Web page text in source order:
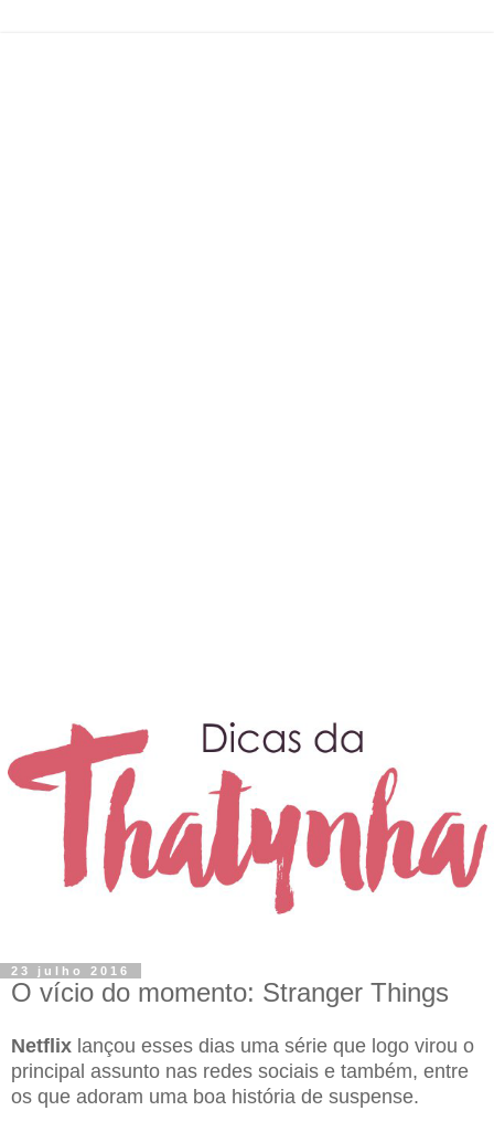
23 julho 2016
O vício do momento: Stranger Things
Netflix lançou esses dias uma série que logo virou o
principal assunto nas redes sociais e também, entre
os que adoram uma boa história de suspense.